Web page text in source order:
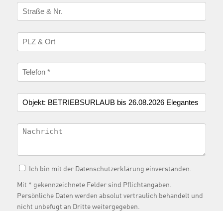
Ich bin mit der Datenschutzerklärung einverstanden.
Mit * gekennzeichnete Felder sind Pflichtangaben.
Persönliche Daten werden absolut vertraulich behandelt und
nicht unbefugt an Dritte weitergegeben.